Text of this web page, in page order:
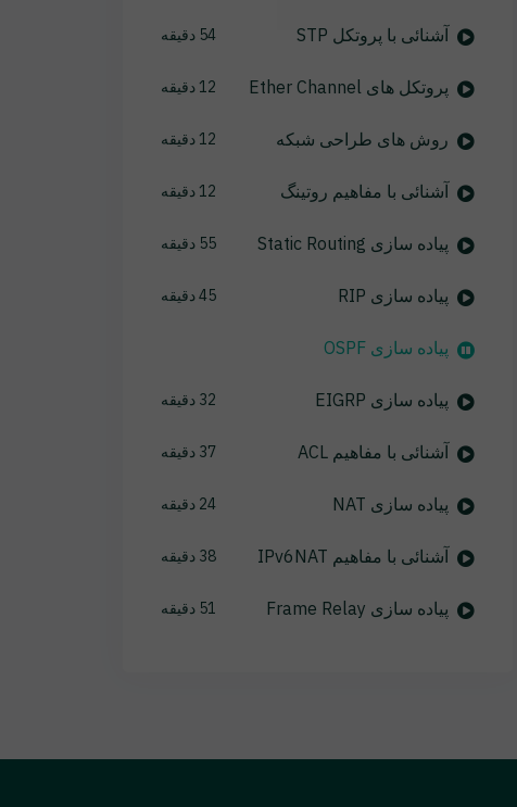
آشنائی با پروتکل STP 54 دقیقه
پروتکل های Ether Channel 12 دقیقه
روش های طراحی شبکه 12 دقیقه
آشنائی با مفاهیم روتینگ 12 دقیقه
پیاده سازی Static Routing 55 دقیقه
پیاده سازی RIP 45 دقیقه
پیاده سازی OSPF
پیاده سازی EIGRP 32 دقیقه
آشنائی با مفاهیم ACL 37 دقیقه
پیاده سازی NAT 24 دقیقه
آشنائی با مفاهیم IPv6NAT 38 دقیقه
پیاده سازی Frame Relay 51 دقیقه